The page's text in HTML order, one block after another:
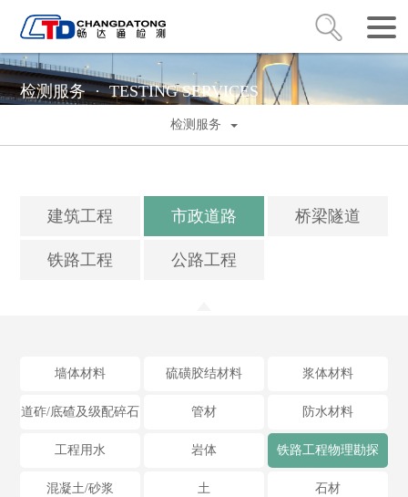
检测服务 ·TESTING SERVICES
检测服务
建筑工程 市政道路 桥梁隧道
铁路工程 公路工程
墙体材料 硫磺胶结材料 浆体材料
道砟/底碴及级配碎石 管材 防水材料
工程用水 岩体 铁路工程物理勘探
混凝土/砂浆 土 石材